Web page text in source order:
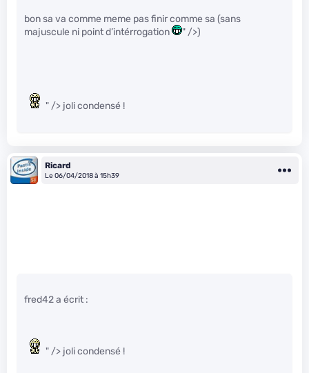
bon sa va comme meme pas finir comme sa (sans
majuscule ni point d’intérrogation
" />)
" /> joli condensé !
Ricard
Le 06/04/2018 à 15h39
fred42 a écrit :
" /> joli condensé !